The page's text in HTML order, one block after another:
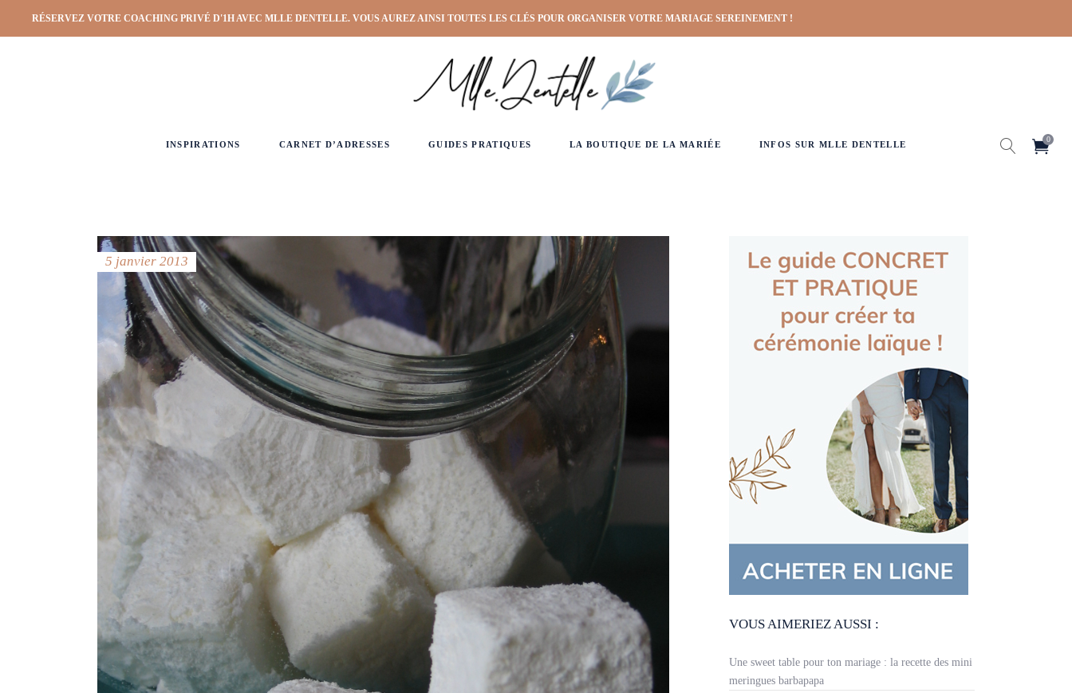
RÉSERVEZ VOTRE COACHING PRIVÉ D'1H AVEC MLLE DENTELLE. VOUS AUREZ AINSI TOUTES LES CLÉS POUR ORGANISER VOTRE MARIAGE SEREINEMENT !
INSPIRATIONS CARNET D’ADRESSES GUIDES PRATIQUES LA BOUTIQUE DE LA MARIÉE INFOS SUR MLLE DENTELLE
0
5 janvier 2013
VOUS AIMERIEZ AUSSI :
Une sweet table pour ton mariage : la recette des mini
meringues barbapapa